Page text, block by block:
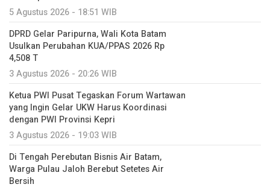
5 Agustus 2026 - 18:51 WIB
DPRD Gelar Paripurna, Wali Kota Batam
Usulkan Perubahan KUA/PPAS 2026 Rp
4,508 T
3 Agustus 2026 - 20:26 WIB
Ketua PWI Pusat Tegaskan Forum Wartawan
yang Ingin Gelar UKW Harus Koordinasi
dengan PWI Provinsi Kepri
3 Agustus 2026 - 19:03 WIB
Di Tengah Perebutan Bisnis Air Batam,
Warga Pulau Jaloh Berebut Setetes Air
Bersih